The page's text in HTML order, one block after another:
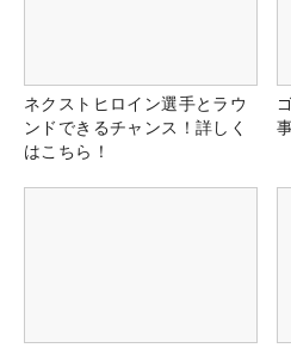
ネクストヒロイン選手とラウ
ンドできるチャンス！詳しく
はこちら！